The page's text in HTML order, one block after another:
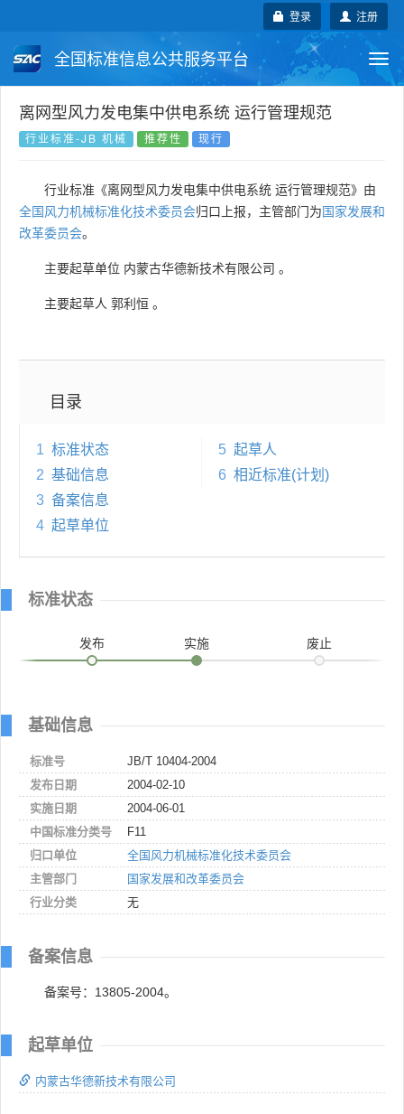
注册
登录
全国标准信息公共服务平台
国家标准 行业标准 地方标准
国外标准 技术委员会
离网型风力发电集中供电系统 运行管理规范
行业标准-JB 机械 推荐性 现行
行业标准《离网型风力发电集中供电系统 运行管理规范》由
全国风力机械标准化技术委员会归口上报，主管部门为国家发展和
改革委员会。
主要起草单位 内蒙古华德新技术有限公司 。
主要起草人 郭利恒 。
目录
1 标准状态
2 基础信息
3 备案信息
4 起草单位
5 起草人
6 相近标准(计划)
标准状态
发布 实施 废止
基础信息
标准号
JB/T 10404-2004
发布日期
2004-02-10
实施日期
2004-06-01
中国标准分类号
F11
归口单位
全国风力机械标准化技术委员会
主管部门
国家发展和改革委员会
行业分类
无
备案信息
备案号：13805-2004。
起草单位
内蒙古华德新技术有限公司